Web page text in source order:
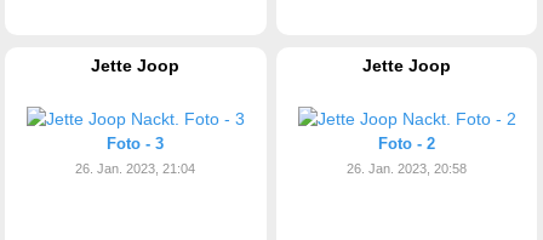
Jette Joop
Foto - 3
26. Jan. 2023, 21:04
Jette Joop
Foto - 2
26. Jan. 2023, 20:58